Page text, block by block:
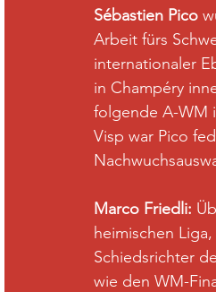
Sébastien Pico
Arbeit fürs
internationaler
in Champéry
folgende A-WM
Visp war Pico
Marco Friedli:
heimischen
Schiedsrichter
wie den WM-